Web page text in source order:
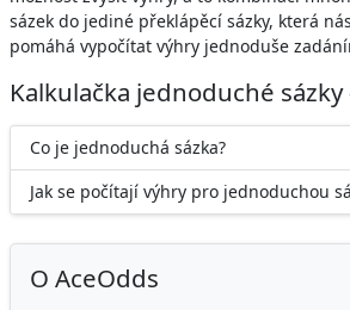
sázek do jediné překlápěcí sázky, která
pomáhá vypočítat výhry jednoduše
Kalkulačka jednoduché sázky
Co je jednoduchá sázka?
Jak se počítají výhry pro jednoduchou
O AceOdds